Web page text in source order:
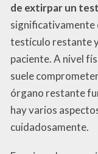
de extirpar un
significativamente
testículo restante
paciente. A nivel
suele
órgano restante
hay varios
cuidadosamente.